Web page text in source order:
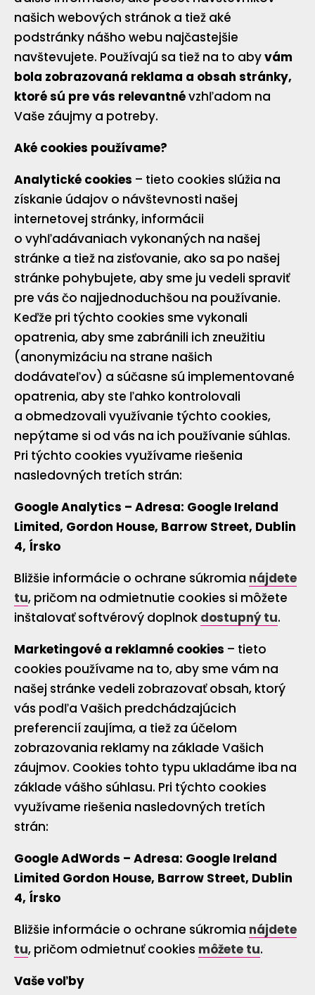
našich webových stránok a tiež aké
podstránky nášho webu najčastejšie
navštevujete. Používajú sa tiež na to abyvám
bola zobrazovaná reklama a obsah stránky,
ktoré sú pre vás relevantnévzhľadom na
Vaše záujmy a potreby.
Aké cookies používame?
Analytické cookies – tieto cookies slúžia na
získanie údajov o návštevnosti našej
internetovej stránky, informácii
o vyhľadávaniach vykonaných na našej
stránke a tiež na zisťovanie, ako sa po našej
stránke pohybujete, aby sme ju vedeli spraviť
pre vás čo najjednoduchšou na používanie.
Keďže pri týchto cookies sme vykonali
opatrenia, aby sme zabránili ich zneužitiu
(anonymizáciu na strane našich
dodávateľov) a súčasne sú implementované
opatrenia, aby ste ľahko kontrolovali
a obmedzovali využívanie týchto cookies,
nepýtame si od vás na ich používanie súhlas.
Pri týchto cookies využívame riešenia
nasledovných tretích strán:
Google Analytics – Adresa: Google Ireland
Limited, Gordon House, Barrow Street, Dublin
4, Írsko
Bližšie informácie o ochrane súkromia nájdete
tu, pričom na odmietnutie cookies si môžete
inštalovať softvérový doplnok dostupný tu.
Marketingové a reklamné cookies – tieto
cookies používame na to, aby sme vám na
našej stránke vedeli zobrazovať obsah, ktorý
vás podľa Vašich predchádzajúcich
preferencií zaujíma, a tiež za účelom
zobrazovania reklamy na základe Vašich
záujmov. Cookies tohto typu ukladáme iba na
základe vášho súhlasu. Pri týchto cookies
využívame riešenia nasledovných tretích
strán:
Google AdWords – Adresa: Google Ireland
Limited Gordon House, Barrow Street, Dublin
4, Írsko
Bližšie informácie o ochrane súkromia nájdete
tu, pričom odmietnuť cookies môžete tu.
Vaše voľby